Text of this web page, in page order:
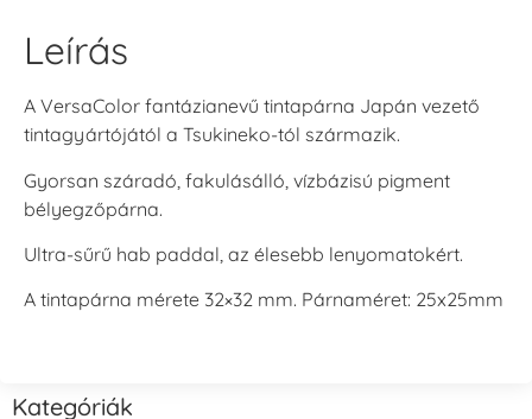
Leírás
A VersaColor fantázianevű tintapárna Japán vezető
tintagyártójától a Tsukineko-tól származik.
Gyorsan száradó, fakulásálló, vízbázisú pigment
bélyegzőpárna.
Ultra-sűrű hab paddal, az élesebb lenyomatokért.
A tintapárna mérete 32×32 mm. Párnaméret: 25x25mm
Kategóriák